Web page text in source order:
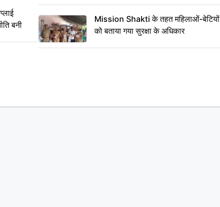
बनी
समय
Mission Shakti के तहत महिलाओं-बेटियों
को बताया गया सुरक्षा के अधिकार